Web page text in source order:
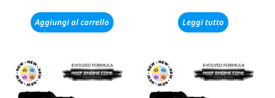
Aggiungi al carrello Leggi tutto